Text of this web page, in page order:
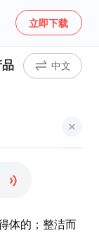
立即下载
中文
体的；整洁而